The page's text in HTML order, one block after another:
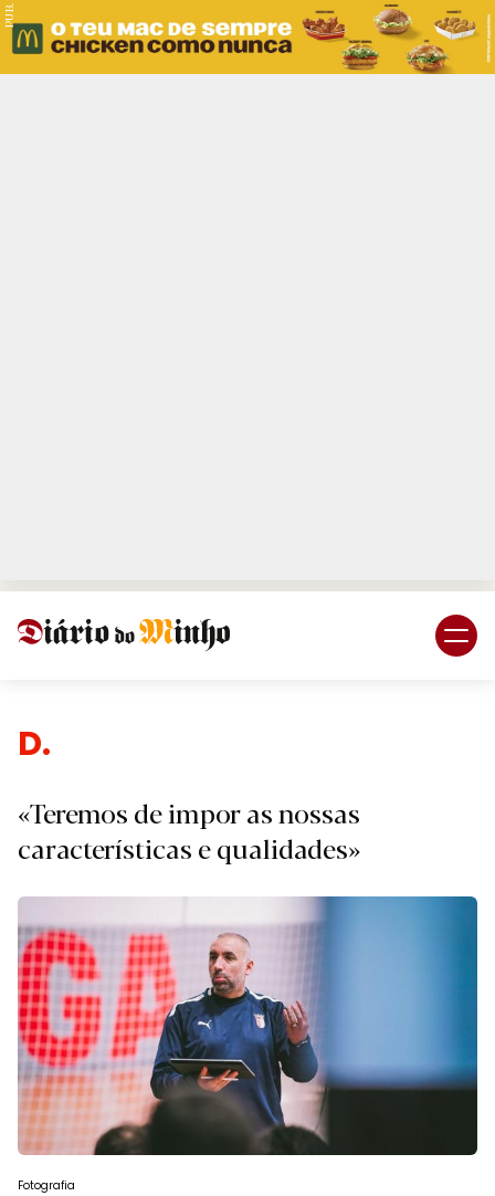
PUB.
Despor
«Teremos de impor as nossas
características e qualidades»
Fotografia